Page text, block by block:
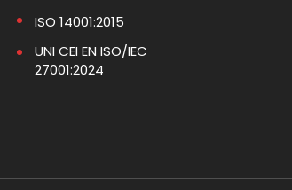
ISO 14001:2015
UNI CEI EN ISO/IEC
27001:2024